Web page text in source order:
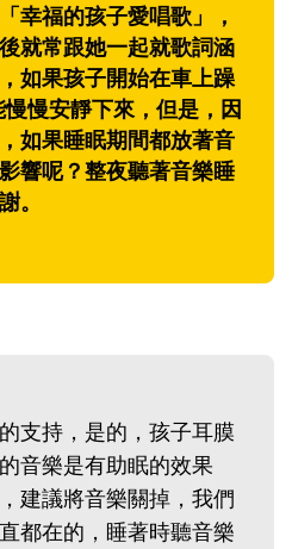
幸福的孩子愛唱歌」，
就常跟她一起就歌詞涵
如果孩子開始在車上躁
慢安靜下來，但是，因
如果睡眠期間都放著音
響呢？整夜聽著音樂睡
。
支持，是的，孩子耳膜
音樂是有助眠的效果
建議將音樂關掉，我們
都在的，睡著時聽音樂